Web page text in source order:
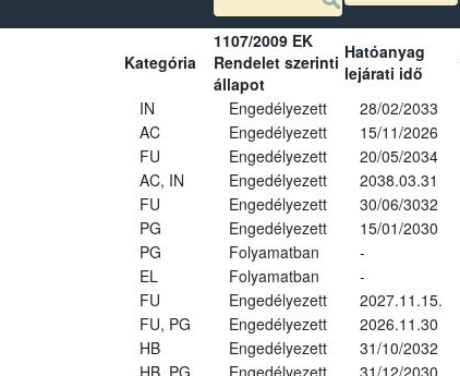
Kategória
1107/2009 EK
Rendelet szerinti
állapot
Hatóanyag
lejárati idő
IN Engedélyezett
28/02/2033
AC Engedélyezett
15/11/2026
FU Engedélyezett
20/05/2034
AC, IN Engedélyezett
2038.03.31
FU Engedélyezett
30/06/3032
PG Engedélyezett
15/01/2030
PG Folyamatban
-
EL Folyamatban
-
FU Engedélyezett
2027.11.15.
FU, PG Engedélyezett
2026.11.30
HB Engedélyezett
31/10/2032
HB, PG Engedélyezett
31/12/2030